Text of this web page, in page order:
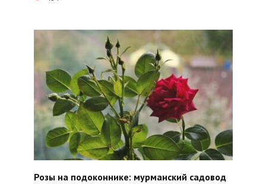
Розы на подоконнике: мурманский садовод